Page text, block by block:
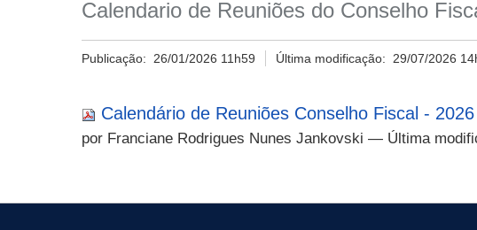
Calendario de Reuniões do Conselho
Publicação: 26/01/2026 11h59 Última modificação: 29/07/2026
Calendário de Reuniões Conselho Fiscal - 2026
por Franciane Rodrigues Nunes Jankovski — Última